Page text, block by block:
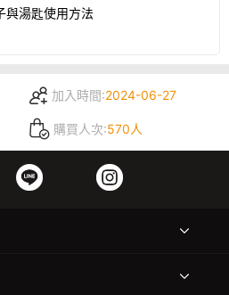
與湯匙使用方法
加入時間:2024-06-27
購買人次:570人